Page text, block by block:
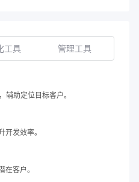
工具 管理工具
辅助定位目标客户。
开发效率。
在客户。